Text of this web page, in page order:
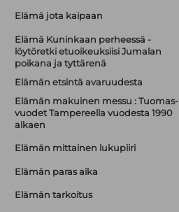
Elämä jota kaipaan
Elämä Kuninkaan perheessä -
löytöretki etuoikeuksiisi Jumalan
poikana ja tyttärenä
Elämän etsintä avaruudesta
Elämän makuinen messu : Tuomas-
vuodet Tampereella vuodesta 1990
alkaen
Elämän mittainen lukupiiri
Elämän paras aika
Elämän tarkoitus